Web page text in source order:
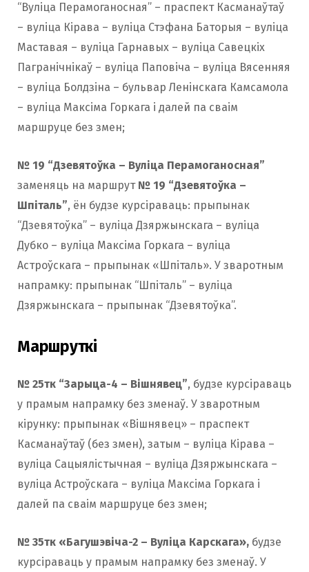
“Вуліца Перамоганосная” – праспект Касманаўтаў
– вуліца Кірава – вуліца Стэфана Баторыя – вуліца
Маставая – вуліца Гарнавых – вуліца Савецкіх
Пагранічнікаў – вуліца Паповіча – вуліца Вясенняя
– вуліца Болдзіна – бульвар Ленінскага Камсамола
– вуліца Максіма Горкага і далей па сваім
маршруце без змен;
№ 19 “Дзевятоўка – Вуліца Перамоганосная”
заменяць на маршрут № 19 “Дзевятоўка –
Шпіталь”, ён будзе курсіраваць: прыпынак
“Дзевятоўка” – вуліца Дзяржынскага – вуліца
Дубко – вуліца Максіма Горкага – вуліца
Астроўскага – прыпынак «Шпіталь». У зваротным
напрамку: прыпынак “Шпіталь” – вуліца
Дзяржынскага – прыпынак “Дзевятоўка”.
Маршруткі
№ 25тк “Зарыца-4 – Вішнявец”, будзе курсіраваць
у прамым напрамку без зменаў. У зваротным
кірунку: прыпынак «Вішнявец» – праспект
Касманаўтаў (без змен), затым – вуліца Кірава –
вуліца Сацыялістычная – вуліца Дзяржынскага –
вуліца Астроўскага – вуліца Максіма Горкага і
далей па сваім маршруце без змен;
№ 35тк «Багушэвіча-2 – Вуліца Карскага», будзе
курсіраваць у прамым напрамку без зменаў. У